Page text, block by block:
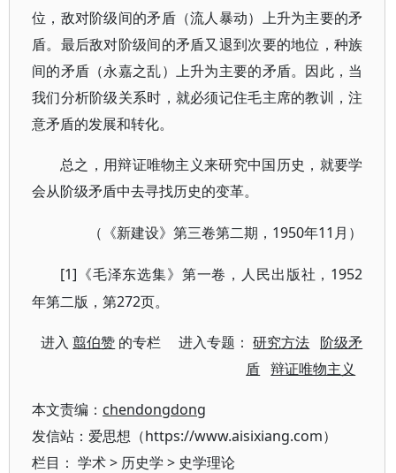
位，敌对阶级间的矛盾（流人暴动）上升为主要的矛
盾。最后敌对阶级间的矛盾又退到次要的地位，种族
间的矛盾（永嘉之乱）上升为主要的矛盾。因此，当
我们分析阶级关系时，就必须记住毛主席的教训，注
意矛盾的发展和转化。
总之，用辩证唯物主义来研究中国历史，就要学
会从阶级矛盾中去寻找历史的变革。
（《新建设》第三卷第二期， 1950年11月）
[1] 《毛泽东选集》第一卷，人民出版社， 1952
年第二版，第272页。
进入翦伯赞 的专栏 进入专题：研究方法 阶级矛
盾 辩证唯物主义
本文责编： chendongdong
发信站：爱思想（https://www.aisixiang.com）
栏目： 学术> 历史学 > 史学理论